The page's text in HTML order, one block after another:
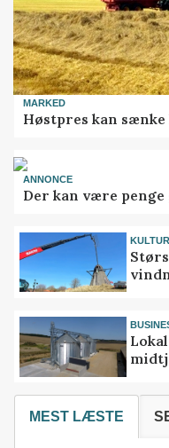
MARKED
Høstpres kan
ANNONCE
Der kan være
KULTUR
MEST LÆSTE